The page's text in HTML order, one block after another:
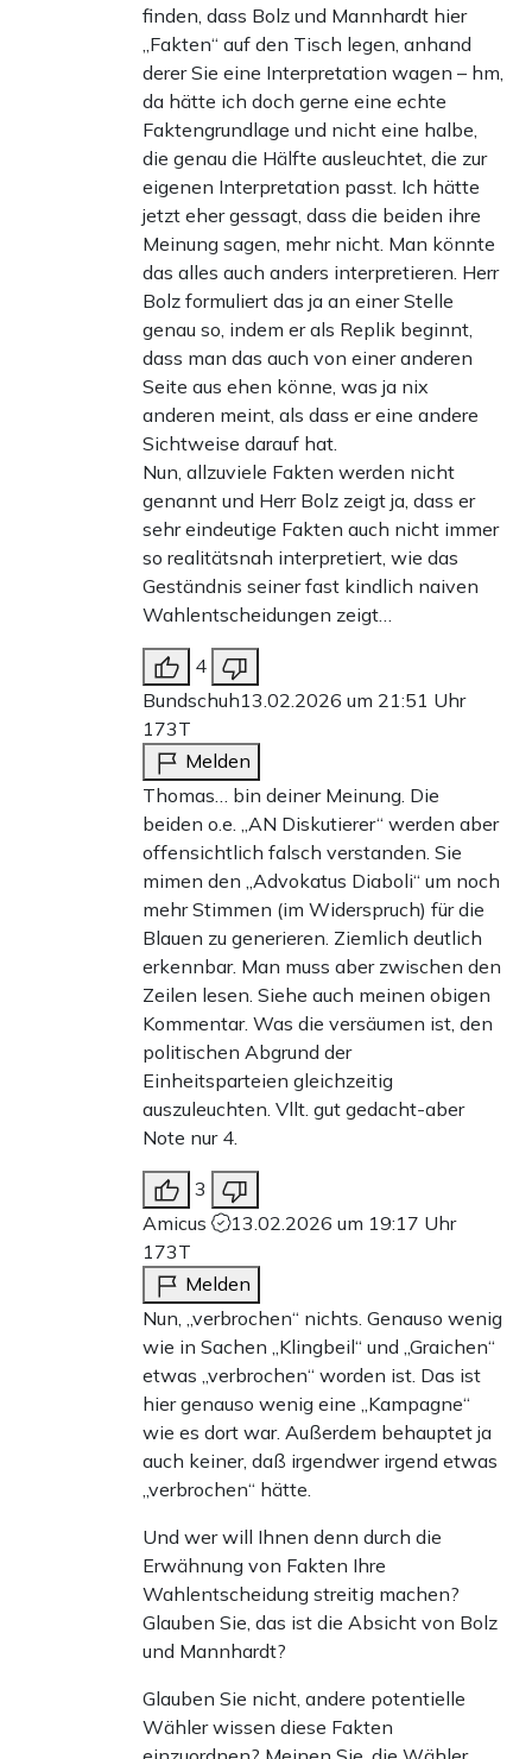
finden, dass Bolz und Mannhardt hier
„Fakten“ auf den Tisch legen, anhand
derer Sie eine Interpretation wagen – hm,
da hätte ich doch gerne eine echte
Faktengrundlage und nicht eine halbe,
die genau die Hälfte ausleuchtet, die zur
eigenen Interpretation passt. Ich hätte
jetzt eher gessagt, dass die beiden ihre
Meinung sagen, mehr nicht. Man könnte
das alles auch anders interpretieren. Herr
Bolz formuliert das ja an einer Stelle
genau so, indem er als Replik beginnt,
dass man das auch von einer anderen
Seite aus ehen könne, was ja nix
anderen meint, als dass er eine andere
Sichtweise darauf hat.
Nun, allzuviele Fakten werden nicht
genannt und Herr Bolz zeigt ja, dass er
sehr eindeutige Fakten auch nicht immer
so realitätsnah interpretiert, wie das
Geständnis seiner fast kindlich naiven
Wahlentscheidungen zeigt…
4
Bundschuh13.02.2026 um 21:51 Uhr
173T
Melden
Thomas… bin deiner Meinung. Die
beiden o.e. „AN Diskutierer“ werden aber
offensichtlich falsch verstanden. Sie
mimen den „Advokatus Diaboli“ um noch
mehr Stimmen (im Widerspruch) für die
Blauen zu generieren. Ziemlich deutlich
erkennbar. Man muss aber zwischen den
Zeilen lesen. Siehe auch meinen obigen
Kommentar. Was die versäumen ist, den
politischen Abgrund der
Einheitsparteien gleichzeitig
auszuleuchten. Vllt. gut gedacht-aber
Note nur 4.
3
Amicus
13.02.2026 um 19:17 Uhr
173T
Melden
Nun, „verbrochen“ nichts. Genauso wenig
wie in Sachen „Klingbeil“ und „Graichen“
etwas „verbrochen“ worden ist. Das ist
hier genauso wenig eine „Kampagne“
wie es dort war. Außerdem behauptet ja
auch keiner, daß irgendwer irgend etwas
„verbrochen“ hätte.
Und wer will Ihnen denn durch die
Erwähnung von Fakten Ihre
Wahlentscheidung streitig machen?
Glauben Sie, das ist die Absicht von Bolz
und Mannhardt?
Glauben Sie nicht, andere potentielle
Wähler wissen diese Fakten